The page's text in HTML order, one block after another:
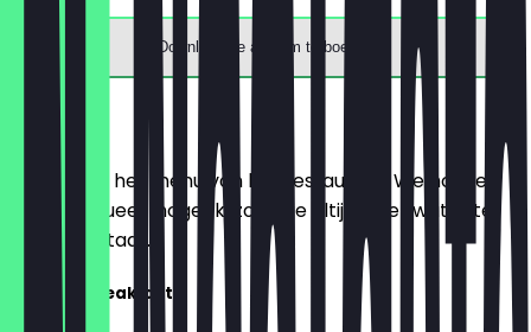
Download de app om te boeken
Menu
Hier vind je het menu van het restaurant. We houden
het zo actueel mogelijk, zodat je altijd weet wat je te
wachten staat.
brunch / breakfast